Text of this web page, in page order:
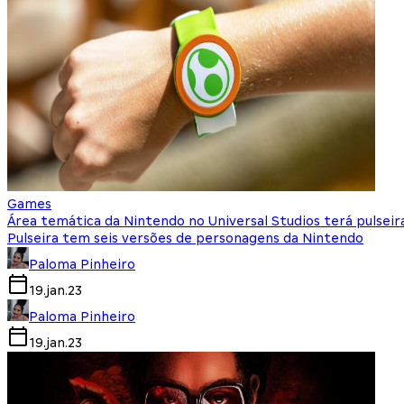
Games
Área temática da Nintendo no Universal Studios terá
Pulseira tem seis versões de personagens da Nintendo
Paloma Pinheiro
19.jan.23
Paloma Pinheiro
19.jan.23